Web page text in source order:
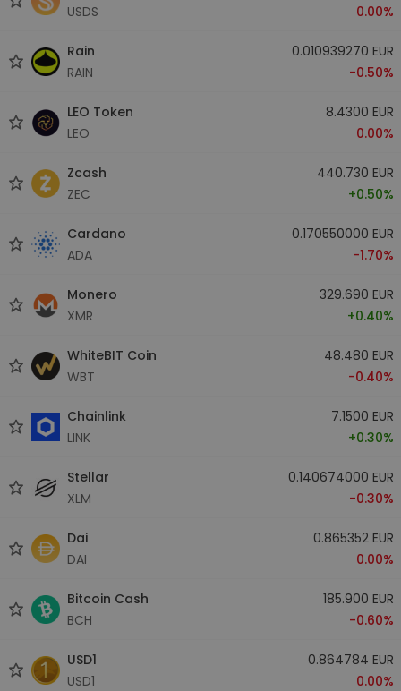
USDS
0.00%
Rain
RAIN
0.010939270 EUR
-0.50%
LEO Token
LEO
8.4300 EUR
0.00%
Zcash
ZEC
440.730 EUR
+0.50%
Cardano
ADA
0.170550000 EUR
-1.70%
Monero
XMR
329.690 EUR
+0.40%
WhiteBIT Coin
WBT
48.480 EUR
-0.40%
Chainlink
LINK
7.1500 EUR
+0.30%
Stellar
XLM
0.140674000 EUR
-0.30%
Dai
DAI
0.865352 EUR
0.00%
Bitcoin Cash
BCH
185.900 EUR
-0.60%
USD1
USD1
0.864784 EUR
0.00%